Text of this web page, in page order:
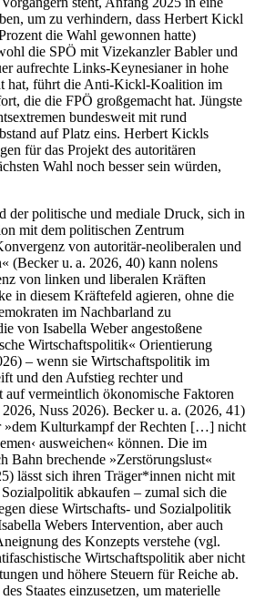
um zu verhindern, dass Herbert Kickl
die Wahl gewonnen hatte)
die SPÖ mit Vizekanzler Babler und
aufrechte Links-Keynesianer in hohe
hat, führt die Anti-Kickl-Koalition im
die die FPÖ großgemacht hat. Jüngste
bundesweit mit rund
auf Platz eins. Herbert Kickls
für das Projekt des autoritären
Wahl noch besser sein würden,
der politische und mediale Druck, sich in
mit dem politischen Zentrum
von autoritär-neoliberalen und
(Becker u. a. 2026, 40) kann nolens
von linken und liberalen Kräften
in diesem Kräftefeld agieren, ohne die
im Nachbarland zu
von Isabella Weber angestoßene
Wirtschaftspolitik« Orientierung
– wenn sie Wirtschaftspolitik im
und den Aufstieg rechter und
auf vermeintlich ökonomische Faktoren
Nuss 2026). Becker u. a. (2026, 41)
»dem Kulturkampf der Rechten […] nicht
ausweichen« können. Die im
Bahn brechende »Zerstörungslust«
lässt sich ihren Träger*innen nicht mit
abkaufen – zumal sich die
diese Wirtschafts- und Sozialpolitik
Webers Intervention, aber auch
des Konzepts verstehe (vgl.
Wirtschaftspolitik aber nicht
und höhere Steuern für Reiche ab.
Staates einzusetzen, um materielle